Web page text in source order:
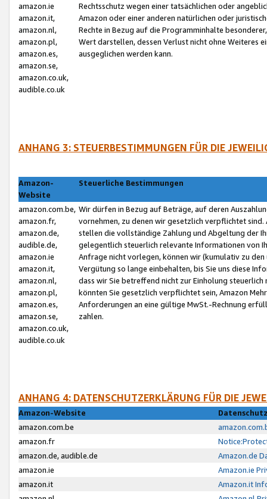
amazon.ie
amazon.it,
amazon.nl,
amazon.pl,
amazon.es,
amazon.se,
amazon.co.uk,
audible.co.uk
Rechtsschutz wegen einer tatsächlichen oder
Amazon oder einer anderen natürlichen oder
Rechte in Bezug auf die Programminhalte
Wert darstellen, dessen Verlust nicht ohne Weiteres
ausgeglichen werden kann.
ANHANG 3: STEUERBESTIMMUNGEN FÜR DIE
Amazon-
Website
Steuerliche Bestimmungen
amazon.com.be,
amazon.fr,
amazon.de,
audible.de,
amazon.ie
amazon.it,
amazon.nl,
amazon.pl,
amazon.es,
amazon.se,
amazon.co.uk,
audible.co.uk
Wir dürfen in Bezug auf Beträge, auf deren
vornehmen, zu denen wir gesetzlich verpflichtet
stellen die vollständige Zahlung und Abgeltung der
gelegentlich steuerlich relevante Informationen von
Anfrage nicht vorlegen, können wir (kumulativ zu
Vergütung so lange einbehalten, bis Sie uns diese
dass wir Sie betreffend nicht zur Einholung
könnten Sie gesetzlich verpflichtet sein, Amazon
Anforderungen an eine gültige MwSt.-Rechnung
zahlen.
ANHANG 4: DATENSCHUTZERKLÄRUNG FÜR DIE
Amazon-Website
amazon.com.be
amazon.fr
amazon.de, audible.de
Amazon.de
amazon.ie
Amazon.ie
amazon.it
Amazon.it